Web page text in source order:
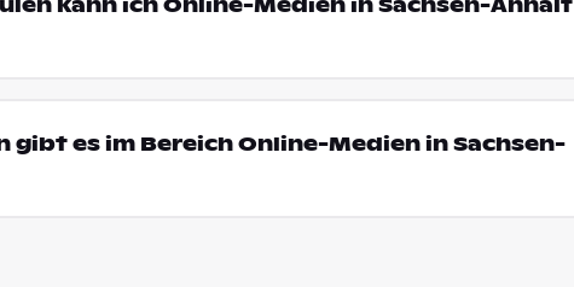
kann ich Online-Medien in Sachsen-Anhalt
gibt es im Bereich Online-Medien in Sachsen-